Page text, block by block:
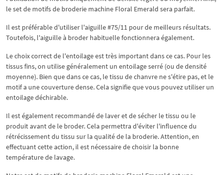
le set de motifs de broderie machine Floral Emerald sera parfait.
Il est préférable d'utiliser l'aiguille #75/11 pour de meilleurs résultats.
Toutefois, l'aiguille à broder habituelle fonctionnera également.
Le choix correct de l'entoilage est très important dans ce cas. Pour les
tissus fins, on utilise généralement un entoilage serré (ou de densité
moyenne). Bien que dans ce cas, le tissu de chanvre ne s'étire pas, et le
motif a une couverture dense. Cela signifie que vous pouvez utiliser un
entoilage déchirable.
Il est également recommandé de laver et de sécher le tissu ou le
produit avant de le broder. Cela permettra d'éviter l'influence du
rétrécissement du tissu sur la qualité de la broderie. Attention, en
effectuant cette action, il est nécessaire de choisir la bonne
température de lavage.